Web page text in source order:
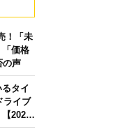
！「未
「価格
の声
るタイ
ライブ
2026